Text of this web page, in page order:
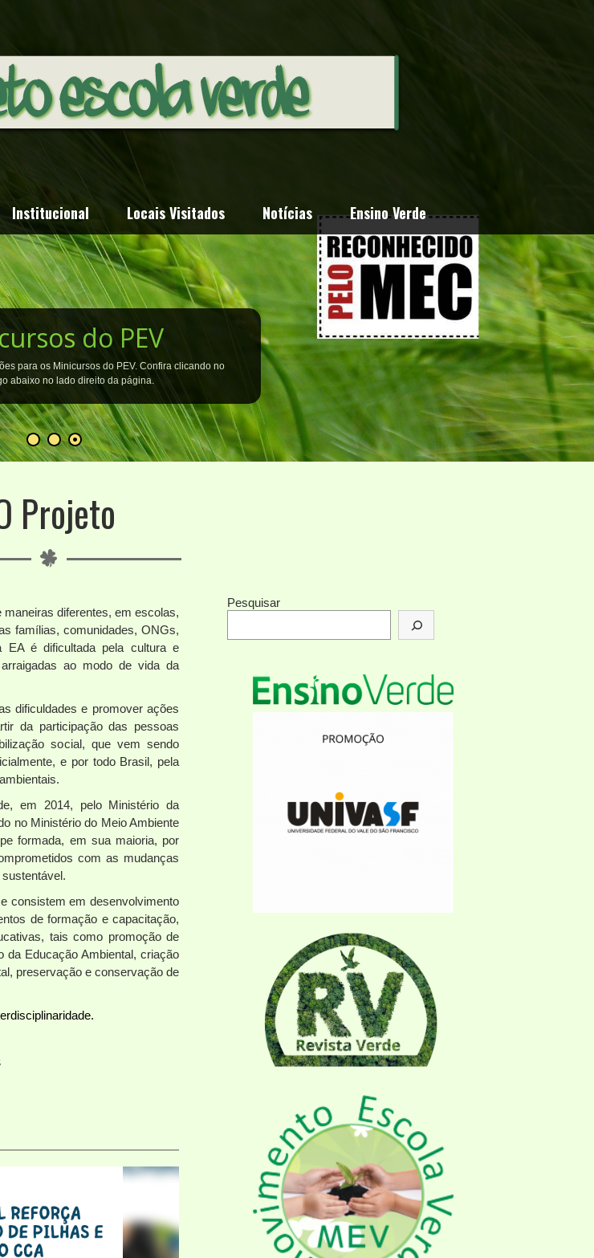
do PEV
para os Minicursos do PEV. Confira clicando no
abaixo no lado direito da página.
Institucional Locais Visitados Notícias Ensino Verde
Projeto
diferentes, em escolas,
famílias, comunidades, ONGs,
EA é dificultada pela cultura e
ao modo de vida da
dificuldades e promover ações
da participação das pessoas
social, que vem sendo
e por todo Brasil, pela
em 2014, pelo Ministério da
no Ministério do Meio Ambiente
formada, em sua maioria, por
com as mudanças
consistem em desenvolvimento
de formação e capacitação,
tais como promoção de
da Educação Ambiental, criação
preservação e conservação de
Pesquisar